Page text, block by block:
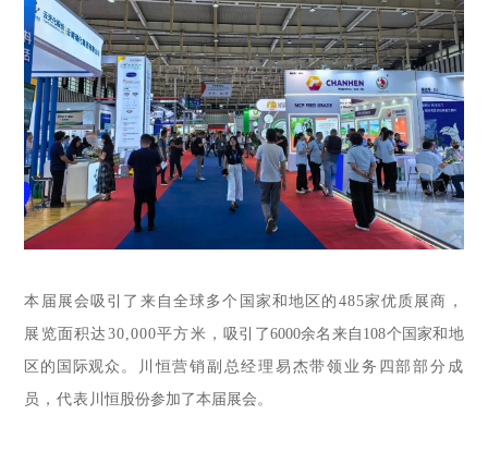
本届展会吸引了来自全球多个国家和地区的 485家优质展商，
展览面积达30,000平方米，吸引了6000余名来自108个国家和地
区的国际观众 。川恒营销副总经理易杰带领业务四部部分成
员，代表 川恒股份参加了本届展会。